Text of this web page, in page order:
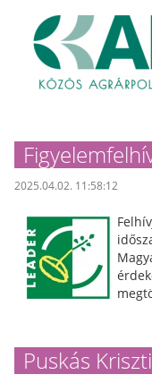
2025.04.02. 11:58:12
Puskás